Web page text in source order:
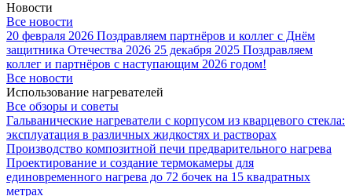
Новости
Все новости
20 февраля 2026 Поздравляем партнёров и коллег с Днём
защитника Отечества 2026 25 декабря 2025 Поздравляем
коллег и партнёров с наступающим 2026 годом!
Все новости
Использование нагревателей
Все обзоры и советы
Гальванические нагреватели с корпусом из кварцевого стекла:
эксплуатация в различных жидкостях и растворах
Производство композитной печи предварительного нагрева
Проектирование и создание термокамеры для
единовременного нагрева до 72 бочек на 15 квадратных
метрах